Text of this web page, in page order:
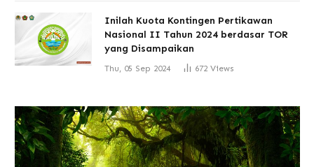
Inilah Kuota Kontingen Pertikawan
Nasional II Tahun 2024 berdasar TOR
yang Disampaikan
Thu, 05 Sep 2024 672 Views